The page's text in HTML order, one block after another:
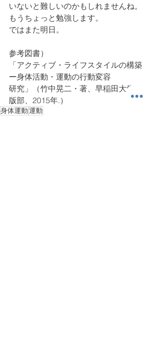
いないと難しいのかもしれませんね。
もうちょっと勉強します。
ではまた明日。
参考図書）
「アクティブ・ライフスタイルの構築
ー身体活動・運動の行動変容
研究」（竹中晃二・著、早稲田大学出
版部、2015年.）
身体運動運動